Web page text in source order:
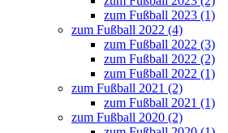
zum Fußball 2023 (1)
zum Fußball 2022 (4)
zum Fußball 2022 (3)
zum Fußball 2022 (2)
zum Fußball 2022 (1)
zum Fußball 2021 (2)
zum Fußball 2021 (1)
zum Fußball 2020 (2)